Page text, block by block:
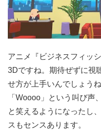
アニメ『ビジネスフィッシ
3Dですね。期待ぜずに視
せ方が上手いんでしょう
「Woooo」という叫び声
と笑えるようになったし
スもセンスあります。